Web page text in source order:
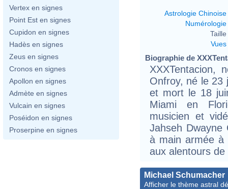
Vertex en signes
Point Est en signes
Cupidon en signes
Hadès en signes
Zeus en signes
Cronos en signes
Apollon en signes
Admète en signes
Vulcain en signes
Poséidon en signes
Proserpine en signes
Astrologie Chinoise
Numérologie
Taille
Vues
Biographie de
XXXTentacion,
Onfroy, né le 23
et mort le 18
Miami en
musicien et
Jahseh Dwayne
à main armée à
aux alentours de
Michael Schumacher
Afficher le thème astral